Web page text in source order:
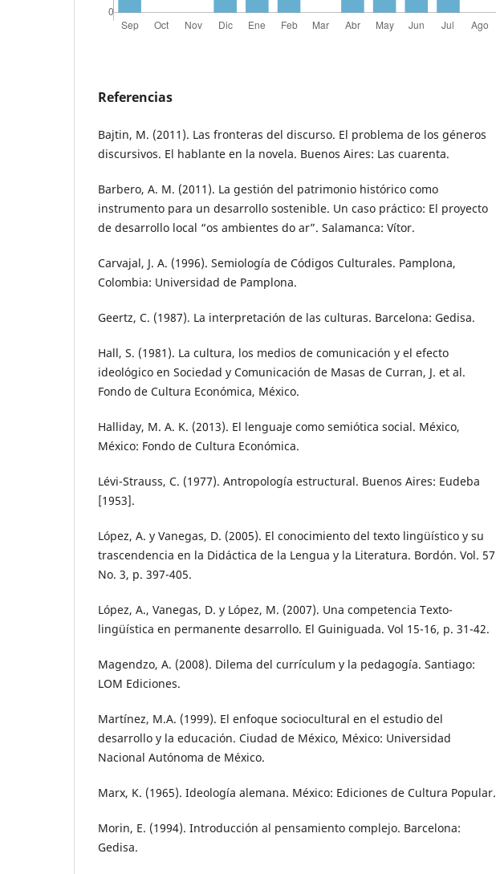
Referencias
Bajtin, M. (2011). Las fronteras del discurso. El problema de los géneros
discursivos. El hablante en la novela. Buenos Aires: Las cuarenta.
Barbero, A. M. (2011). La gestión del patrimonio histórico como
instrumento para un desarrollo sostenible. Un caso práctico: El proyecto
de desarrollo local “os ambientes do ar”. Salamanca: Vítor.
Carvajal, J. A. (1996). Semiología de Códigos Culturales. Pamplona,
Colombia: Universidad de Pamplona.
Geertz, C. (1987). La interpretación de las culturas. Barcelona: Gedisa.
Hall, S. (1981). La cultura, los medios de comunicación y el efecto
ideológico en Sociedad y Comunicación de Masas de Curran, J. et al.
Fondo de Cultura Económica, México.
Halliday, M. A. K. (2013). El lenguaje como semiótica social. México,
México: Fondo de Cultura Económica.
Lévi-Strauss, C. (1977). Antropología estructural. Buenos Aires: Eudeba
[1953].
López, A. y Vanegas, D. (2005). El conocimiento del texto lingüístico y su
trascendencia en la Didáctica de la Lengua y la Literatura. Bordón. Vol. 57
No. 3, p. 397-405.
López, A., Vanegas, D. y López, M. (2007). Una competencia Texto-
lingüística en permanente desarrollo. El Guiniguada. Vol 15-16, p. 31-42.
Magendzo, A. (2008). Dilema del currículum y la pedagogía. Santiago:
LOM Ediciones.
Martínez, M.A. (1999). El enfoque sociocultural en el estudio del
desarrollo y la educación. Ciudad de México, México: Universidad
Nacional Autónoma de México.
Marx, K. (1965). Ideología alemana. México: Ediciones de Cultura Popular.
Morin, E. (1994). Introducción al pensamiento complejo. Barcelona:
Gedisa.